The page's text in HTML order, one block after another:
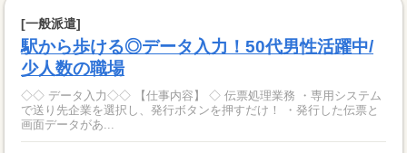
[一般派遣]
駅から歩ける◎データ入力！50代男性活躍中/
少人数の職場
◇◇ データ入力◇◇ 【仕事内容】 ◇ 伝票処理業務 ・専用システム
で送り先企業を選択し、発行ボタンを押すだけ！ ・発行した伝票と
画面データがあ...